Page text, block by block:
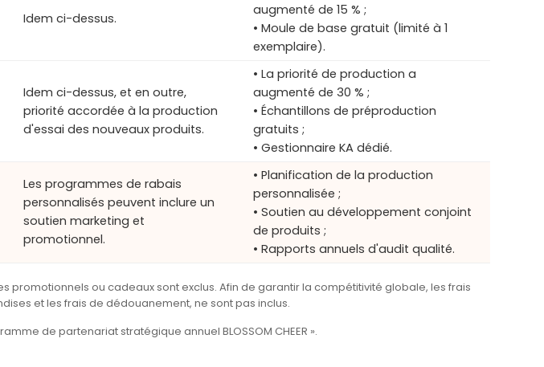
Idem ci-dessus.
augmenté de 15 % ;
• Moule de base gratuit (limité à 1
exemplaire).
Idem ci-dessus, et en outre,
priorité accordée à la production
d'essai des nouveaux produits.
• La priorité de production a
augmenté de 30 % ;
• Échantillons de préproduction
gratuits ;
• Gestionnaire KA dédié.
Les programmes de rabais
personnalisés peuvent inclure un
soutien marketing et
promotionnel.
• Planification de la production
personnalisée ;
• Soutien au développement conjoint
de produits ;
• Rapports annuels d'audit qualité.
promotionnels ou cadeaux sont exclus. Afin de garantir la compétitivité globale, les frais
et les frais de dédouanement, ne sont pas inclus.
de partenariat stratégique annuel BLOSSOM CHEER ».